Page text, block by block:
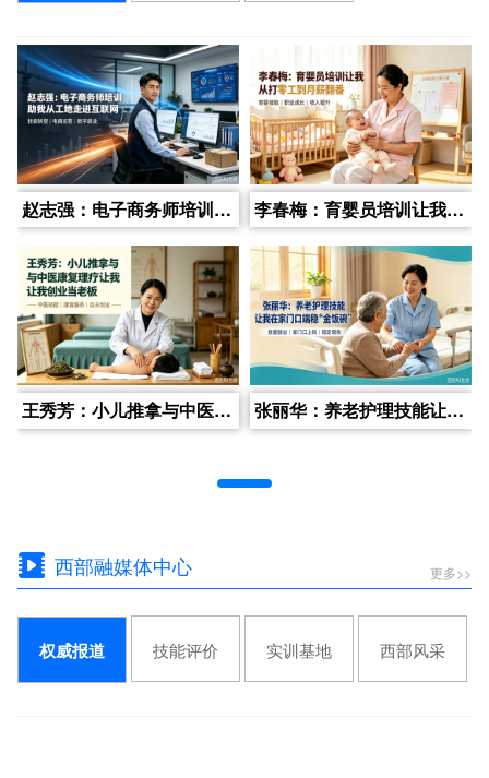
赵志强：电子商务师培训助我从工地走进互联网
王秀芳：小儿推拿与中医康复理疗让我创业当老板
李春梅：育婴员培训让我从打零工到月薪翻番
张丽华：养老护理技能让我在家门口端稳“金饭碗”
西部融媒体中心 更多>>
权威报道 技能评价 实训基地 西部风采